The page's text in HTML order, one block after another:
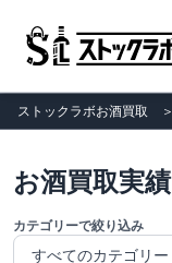
ストックラボお酒買取 ＞
お酒買取実績
カテゴリーで絞り込み